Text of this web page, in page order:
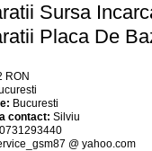
Sursa
Placa De
RON
Bucuresti
contact: Silviu
0731293440
@ yahoo.com